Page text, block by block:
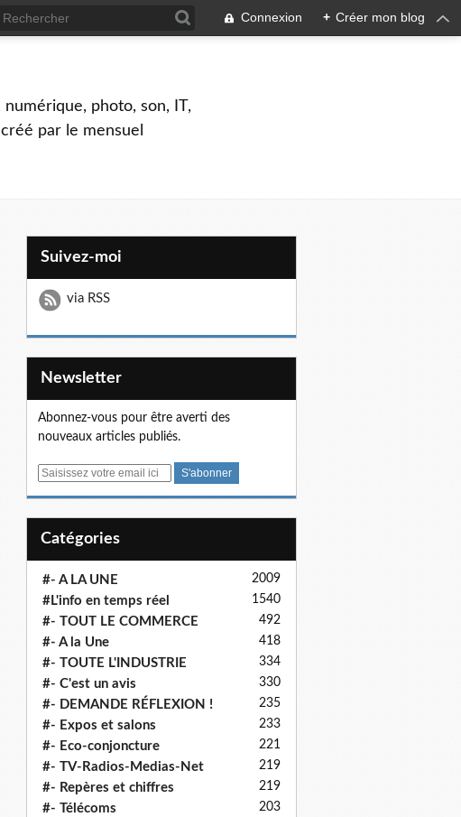
Connexion + Créer mon blog
photo, son, IT,
par le mensuel
Suivez-moi
via RSS
Newsletter
Abonnez-vous pour être averti des
nouveaux articles publiés.
E
Catégories
#- A LA UNE 2009
#L'info en temps réel 1540
#- TOUT LE COMMERCE 492
#- A la Une 418
#- TOUTE L'INDUSTRIE 334
#- C'est un avis 330
#- DEMANDE RÉFLEXION ! 235
#- Expos et salons 233
#- Eco-conjoncture 221
#- TV-Radios-Medias-Net 219
#- Repères et chiffres 219
#- Télécoms 203